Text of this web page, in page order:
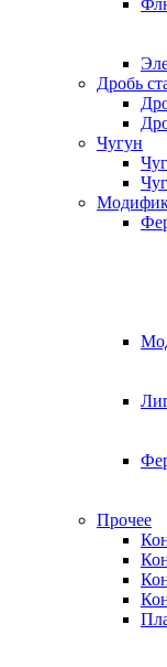
Дробь
Чугун
Прочее